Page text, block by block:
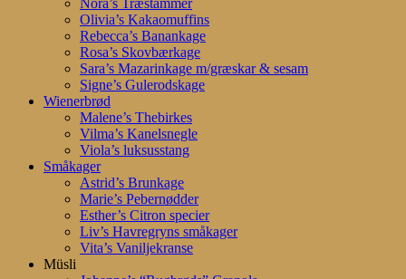
Nora’s Træstammer
Olivia’s Kakaomuffins
Rebecca’s Banankage
Rosa’s Skovbærkage
Sara’s Mazarinkage m/græskar & sesam
Signe’s Gulerodskage
Wienerbrød
Malene’s Thebirkes
Vilma’s Kanelsnegle
Viola’s luksusstang
Småkager
Astrid’s Brunkage
Marie’s Pebernødder
Esther’s Citron specier
Liv’s Havregryns småkager
Vita’s Vaniljekranse
Müsli